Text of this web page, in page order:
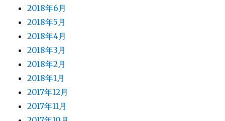
2018年6月
2018年5月
2018年4月
2018年3月
2018年2月
2018年1月
2017年12月
2017年11月